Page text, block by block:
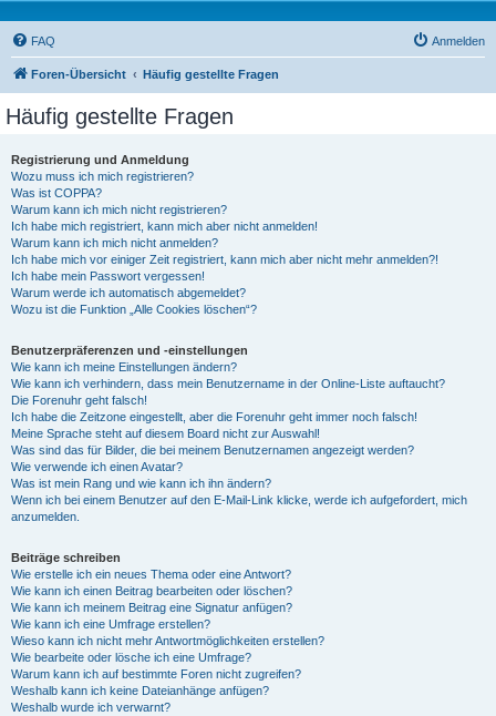
FAQ Anmelden
Foren-Übersicht Häufig gestellte Fragen
Häufig gestellte Fragen
Registrierung und Anmeldung
Wozu muss ich mich registrieren?
Was ist COPPA?
Warum kann ich mich nicht registrieren?
Ich habe mich registriert, kann mich aber nicht anmelden!
Warum kann ich mich nicht anmelden?
Ich habe mich vor einiger Zeit registriert, kann mich aber nicht mehr anmelden?!
Ich habe mein Passwort vergessen!
Warum werde ich automatisch abgemeldet?
Wozu ist die Funktion „Alle Cookies löschen“?
Benutzerpräferenzen und -einstellungen
Wie kann ich meine Einstellungen ändern?
Wie kann ich verhindern, dass mein Benutzername in der Online-Liste auftaucht?
Die Forenuhr geht falsch!
Ich habe die Zeitzone eingestellt, aber die Forenuhr geht immer noch falsch!
Meine Sprache steht auf diesem Board nicht zur Auswahl!
Was sind das für Bilder, die bei meinem Benutzernamen angezeigt werden?
Wie verwende ich einen Avatar?
Was ist mein Rang und wie kann ich ihn ändern?
Wenn ich bei einem Benutzer auf den E-Mail-Link klicke, werde ich aufgefordert, mich
anzumelden.
Beiträge schreiben
Wie erstelle ich ein neues Thema oder eine Antwort?
Wie kann ich einen Beitrag bearbeiten oder löschen?
Wie kann ich meinem Beitrag eine Signatur anfügen?
Wie kann ich eine Umfrage erstellen?
Wieso kann ich nicht mehr Antwortmöglichkeiten erstellen?
Wie bearbeite oder lösche ich eine Umfrage?
Warum kann ich auf bestimmte Foren nicht zugreifen?
Weshalb kann ich keine Dateianhänge anfügen?
Weshalb wurde ich verwarnt?